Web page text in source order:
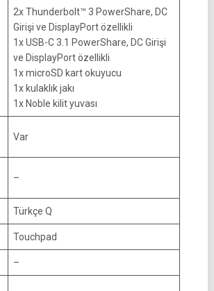
2x Thunderbolt™ 3 PowerShare, DC
Girişi ve DisplayPort özellikli
1x USB-C 3.1 PowerShare, DC Girişi
ve DisplayPort özellikli
1x microSD kart okuyucu
1x kulaklık jakı
1x Noble kilit yuvası
Var
–
Türkçe Q
Touchpad
–